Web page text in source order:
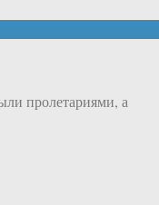
пролетариями, а